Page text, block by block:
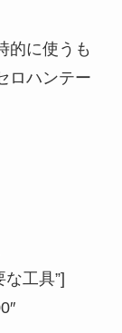
的に使うも
ロハンテー
工具”]